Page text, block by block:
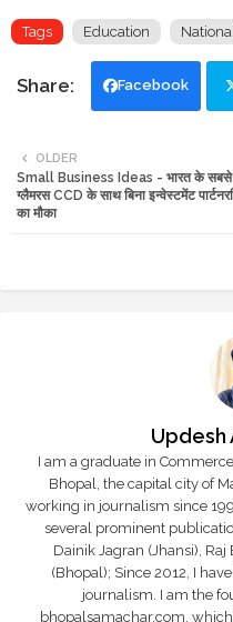
Tags Education National
Facebook
OLDER
Small Business Ideas - भारत के सबसे
ग्लैमरस CCD के साथ बिना इन्वेस्टमेंट
का मौका
Updesh
I am a graduate in
Bhopal, the capital city of
working in journalism since
several prominent
Dainik Jagran (Jhansi), Raj
(Bhopal); Since 2012, I
journalism. I am the
bhopalsamachar.com,